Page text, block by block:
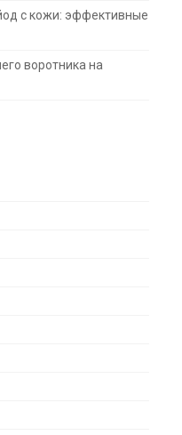
с кожи: эффективные
воротника на